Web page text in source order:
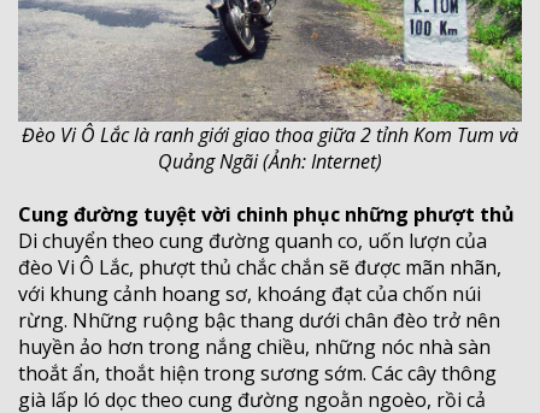
Đèo Vi Ô Lắc là ranh giới giao thoa giữa 2 tỉnh Kom Tum và
Quảng Ngãi (Ảnh: Internet)
Cung đường tuyệt vời chinh phục những phượt thủ
Di chuyển theo cung đường quanh co, uốn lượn của
đèo Vi Ô Lắc, phượt thủ chắc chắn sẽ được mãn nhãn,
với khung cảnh hoang sơ, khoáng đạt của chốn núi
rừng. Những ruộng bậc thang dưới chân đèo trở nên
huyền ảo hơn trong nắng chiều, những nóc nhà sàn
thoắt ẩn, thoắt hiện trong sương sớm. Các cây thông
già lấp ló dọc theo cung đường ngoằn ngoèo, rồi cả